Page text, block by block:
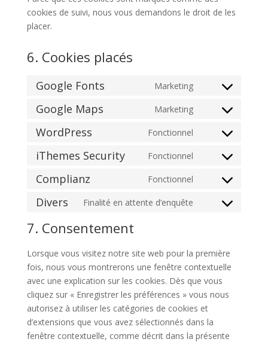
cookies de suivi, nous vous demandons le droit de les
placer.
6. Cookies placés
Google Fonts Marketing
Consent
google-
Google Maps Marketing
Consent
google-
WordPress Fonctionnel
Consent
wordpress
iThemes Security Fonctionnel
Consent
ithemes-
Complianz Fonctionnel
Consent
Divers Finalité en attente d’enquête
Consent
divers
7. Consentement
Lorsque vous visitez notre site web pour la première
fois, nous vous montrerons une fenêtre contextuelle
avec une explication sur les cookies. Dès que vous
cliquez sur « Enregistrer les préférences » vous nous
autorisez à utiliser les catégories de cookies et
d’extensions que vous avez sélectionnés dans la
fenêtre contextuelle, comme décrit dans la présente